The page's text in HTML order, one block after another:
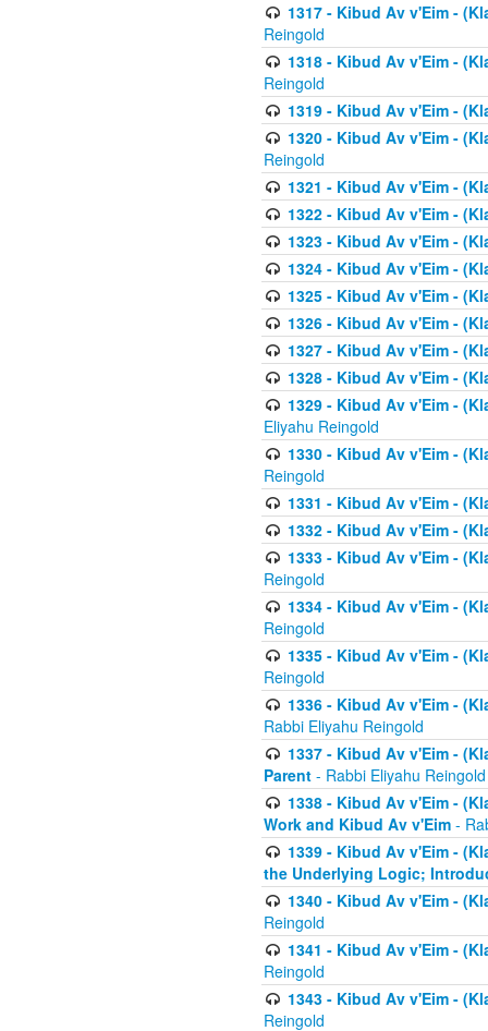
1317 - Kibud Av v'Eim -
Reingold
1318 - Kibud Av v'Eim -
Reingold
1319 - Kibud Av v'Eim -
1320 - Kibud Av v'Eim -
Reingold
1321 - Kibud Av v'Eim -
1322 - Kibud Av v'Eim -
1323 - Kibud Av v'Eim -
1324 - Kibud Av v'Eim -
1325 - Kibud Av v'Eim -
1326 - Kibud Av v'Eim -
1327 - Kibud Av v'Eim -
1328 - Kibud Av v'Eim -
1329 - Kibud Av v'Eim -
Eliyahu Reingold
1330 - Kibud Av v'Eim -
Reingold
1331 - Kibud Av v'Eim -
1332 - Kibud Av v'Eim -
1333 - Kibud Av v'Eim -
Reingold
1334 - Kibud Av v'Eim -
Reingold
1335 - Kibud Av v'Eim -
Reingold
1336 - Kibud Av v'Eim -
Rabbi Eliyahu Reingold
1337 - Kibud Av v'Eim -
Parent - Rabbi Eliyahu Reingold
1338 - Kibud Av v'Eim -
Work and Kibud Av v'Eim -
1339 - Kibud Av v'Eim -
the Underlying Logic;
1340 - Kibud Av v'Eim -
Reingold
1341 - Kibud Av v'Eim -
Reingold
1343 - Kibud Av v'Eim -
Reingold